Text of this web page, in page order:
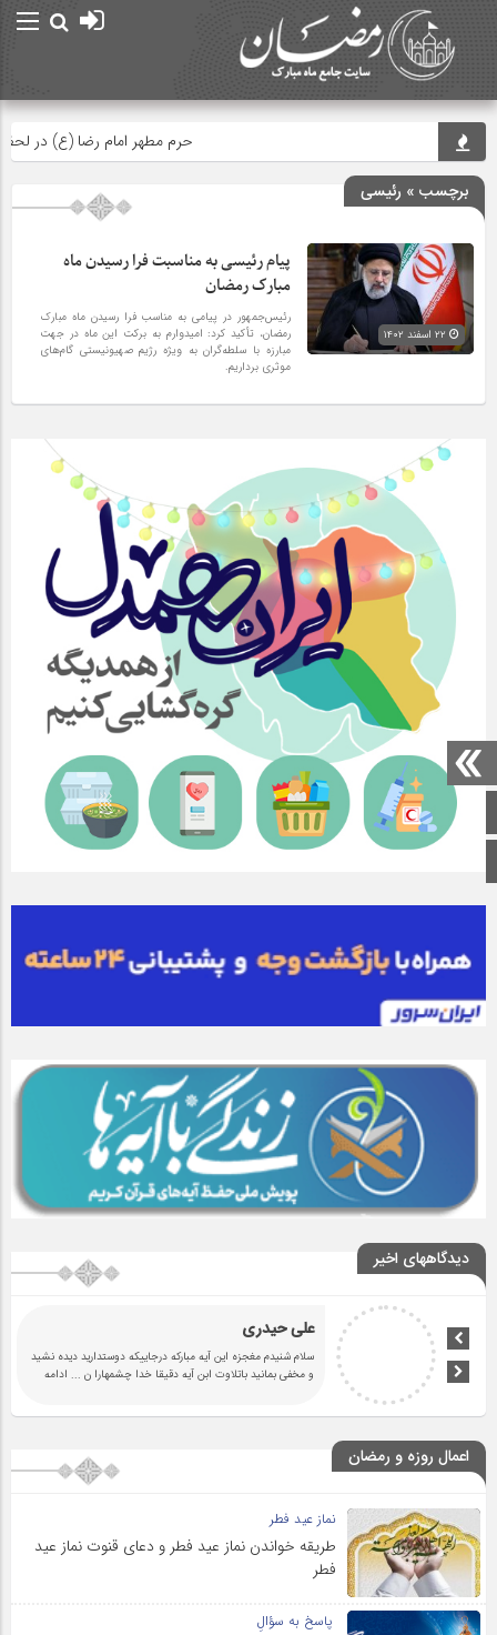
صفحه اصلی
حرم مطهر امام رضا (ع) در
برچسب » رئیسی
پیام رئیسی به مناسبت فرا رسیدن ماه
مبارک رمضان
رئیس‌جمهور در پیامی به مناسب فرا رسیدن ماه مبارک
رمضان، تأکید کرد: امیدوارم به برکت این ماه در جهت
مبارزه با سلطه‌گران به ویژه رژیم صهیونیستی گام‌های
موثری برداریم.
دیدگاههای اخیر
علی حیدری
سلام شنیدم مغجزه این آیه مبارکه درجاییکه دوستدارید دیده نشید
و مخفی بمانید باتلاوت ابن آیه دقیقا خدا چشمهارا ن ... ادامه
اعمال روزه و رمضان
نماز عید فطر
طریقه خواندن نماز عید فطر و دعای قنوت نماز عید
فطر
پاسخ به سؤالِ